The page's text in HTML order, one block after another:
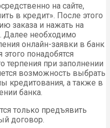
на сайте,
в кредит». После этого
заказа и нажать на
Далее необходимо
онлайн-заявки в банк
понадобятся
терпения при заполнении
возможность выбрать
кредитования, а также в
банка.
только предъявить
договор.